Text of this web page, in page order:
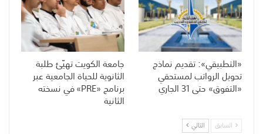
«التطبيقي»: تقديم نماذج
تحويل الرواتب لمستحقي
«التفوق» حتى 31 الجاري
جامعة الكويت تهيّئ طلبة
الثانوية للحياة الجامعية عبر
برنامج «PRE» في نسخته
الثانية
السابق التالي